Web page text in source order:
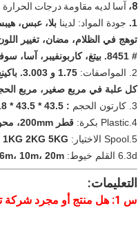
8،
آسا لديه مقاومة درجات الحرارة
1. جودة المواد: لدينا بلا، عبس،
# 8451. بيتغ، كاربونفيبر، آسا، سوفتبلا، متعدد الألوان التدرج، السيراميك، بيسي + عبس، ، بيتغ ألياف الكربون، بفب أندسو على
2. المواصفات:
كل علبة في مربع صغير، مربع الحجم: 21 * 21 * 8 سنتيمتر، و كل 8 مربع صغير في الكرتون
3. كارتون الحجم
: 43.5 * 43.5 * 18 سنتيمتر
4.Plastic بكرة:
قطر 200mm، محور حفرة156mm، إرتفاع إجمالي 70mm.
5.Spool الاختيار:
2KG 5KG
6.3d القلم خيوط:
6m، 10m، 20m.
التعليمات:
س 1: هل منتج أو مجرد شركة تجارية؟